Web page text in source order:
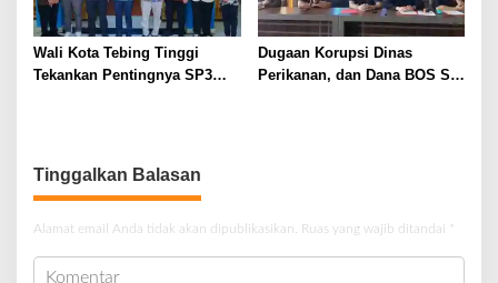
Wali Kota Tebing Tinggi
Tekankan Pentingnya SP3
Dugaan Korupsi Dinas
Perikanan, dan Dana BOS SD
Tinggalkan Balasan
Alamat email Anda tidak akan dipublikasikan. Ruas yang wajib ditandai *